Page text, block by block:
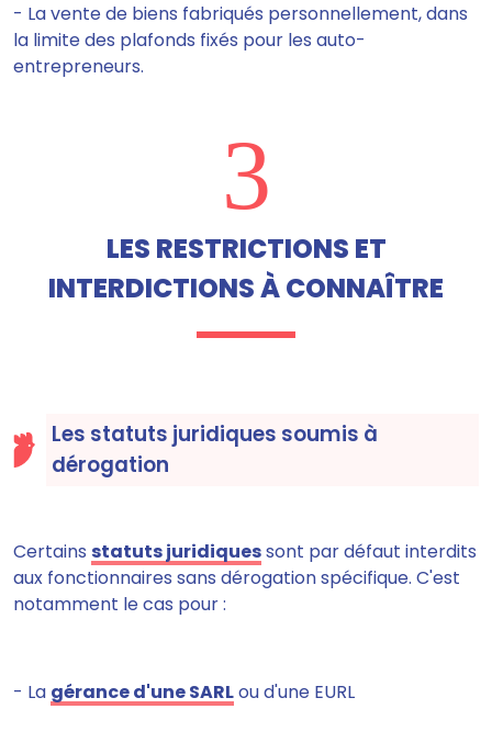
- La vente de biens fabriqués personnellement, dans
la limite des plafonds fixés pour les auto-
entrepreneurs.
3
LES RESTRICTIONS ET
INTERDICTIONS À CONNAÎTRE
Les statuts juridiques soumis à
dérogation
Certains statuts juridiquessont par défaut interdits
aux fonctionnaires sans dérogation spécifique. C'est
notamment le cas pour :
- La gérance d'une SARLou d'une EURL